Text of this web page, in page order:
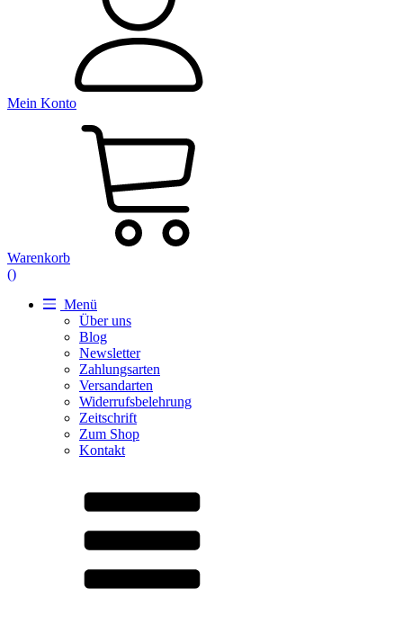
Mein Konto
Warenkorb
()
Menü
Über uns
Blog
Newsletter
Zahlungsarten
Versandarten
Widerrufsbelehrung
Zeitschrift
Zum Shop
Kontakt